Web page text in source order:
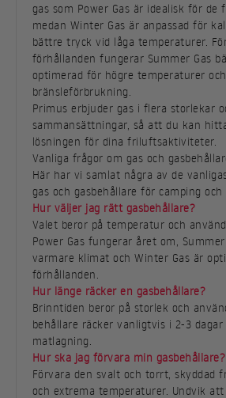
gas som Power Gas är idealisk för de
medan Winter Gas är anpassad för
bättre tryck vid låga temperaturer.
förhållanden fungerar Summer Gas
optimerad för högre temperaturer
bränsleförbrukning.
Primus erbjuder gas i flera storlekar
sammansättningar, så att du kan
lösningen för dina friluftsaktiviteter.
Vanliga frågor om gas och
Här har vi samlat några av de
gas och gasbehållare för camping
Hur väljer jag rätt gasbehållare?
Valet beror på temperatur och
Power Gas fungerar året om,
varmare klimat och Winter Gas är
förhållanden.
Hur länge räcker en gasbehållare?
Brinntiden beror på storlek och
behållare räcker vanligtvis i 2-3
matlagning.
Hur ska jag förvara min gasbehållare?
Förvara den svalt och torrt, skyddad
och extrema temperaturer. Undvik